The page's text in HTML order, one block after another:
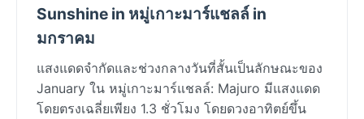
Sunshine in หมู่เกาะมาร์แชลล์ in
มกราคม
แสงแดดจำกัดและช่วงกลางวันที่สั้นเป็นลักษณะของ
January ใน หมู่เกาะมาร์แชลล์: Majuro มีแสงแดด
โดยตรงเฉลี่ยเพียง 1.3 ชั่วโมง โดยดวงอาทิตย์ขึ้น